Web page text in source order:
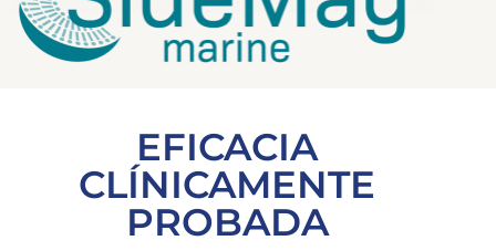
EFICACIA
CLÍNICAMENTE
PROBADA